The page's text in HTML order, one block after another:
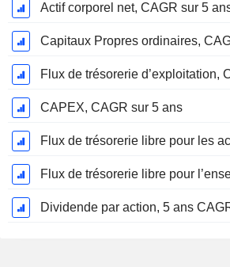
Actif corporel net, CAGR sur 5
Capitaux Propres ordinaires,
CAPEX, CAGR sur 5 ans
Dividende par action, 5 ans